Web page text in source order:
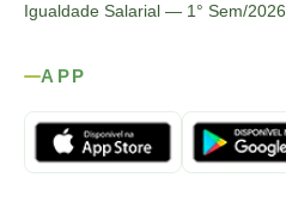
Igualdade Salarial — 1° Sem/2026
APP